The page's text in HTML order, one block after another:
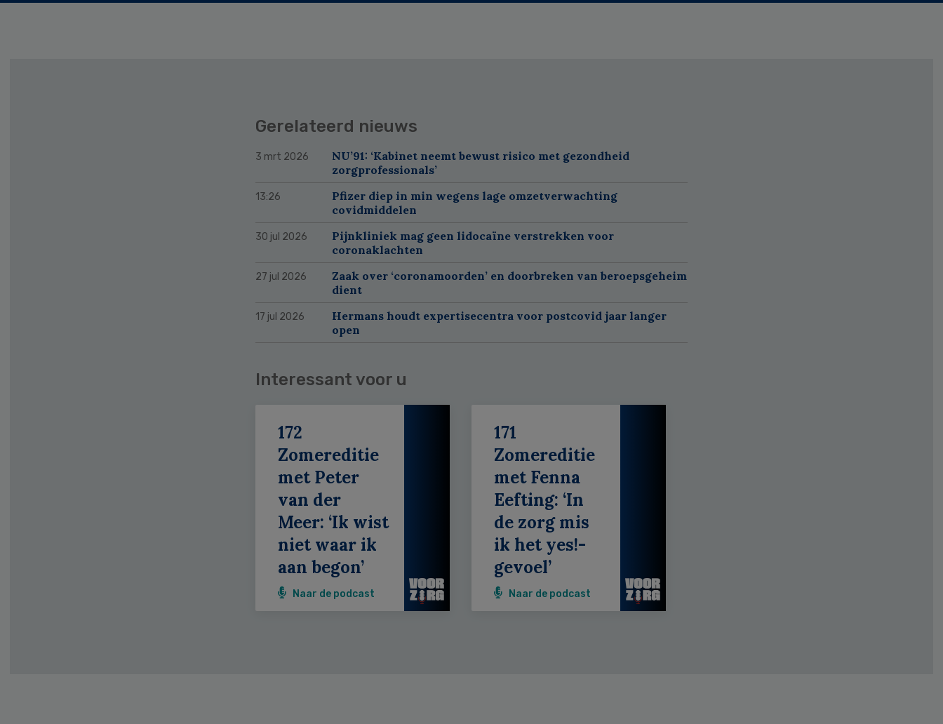
Gerelateerd nieuws
3 mrt 2026
NU’91: ‘Kabinet neemt bewust risico met gezondheid
zorgprofessionals’
13:26
Pfizer diep in min wegens lage omzetverwachting
covidmiddelen
30 jul 2026
Pijnkliniek mag geen lidocaïne verstrekken voor
coronaklachten
27 jul 2026
Zaak over ‘coronamoorden’ en doorbreken van beroepsgeheim
dient
17 jul 2026
Hermans houdt expertisecentra voor postcovid jaar langer
open
Interessant voor u
172
Zomereditie
met Peter
van der
Meer: ‘Ik wist
niet waar ik
aan begon’
Naar de podcast
171
Zomereditie
met Fenna
Eefting: ‘In
de zorg mis
ik het yes!-
gevoel’
Naar de podcast